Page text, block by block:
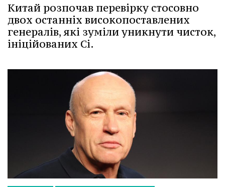
Китай розпочав перевірку стосовно
двох останніх високопоставлених
генералів, які зуміли уникнути чисток,
ініційованих Сі.